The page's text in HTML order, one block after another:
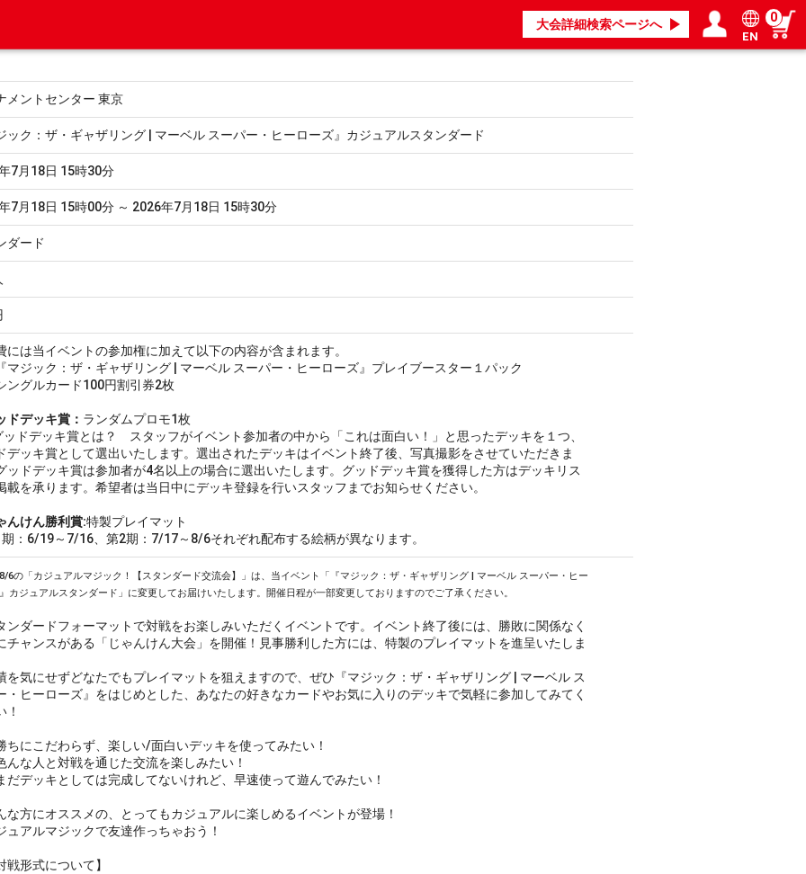
大会詳細検索ページへ
EN
0
メントセンター 東京
ック：ザ・ギャザリング | マーベル スーパー・ヒーローズ』カジュアルスタンダード
7月18日 15時30分
7月18日 15時00分 ～ 2026年7月18日 15時30分
ダード
には当イベントの参加権に加えて以下の内容が含まれます。
ック：ザ・ギャザリング | マーベル スーパー・ヒーローズ』プレイブースター１パック
グルカード100円割引券2枚
ドデッキ賞： ランダムプロモ1枚
デッキ賞とは？ スタッフがイベント参加者の中から「これは面白い！」と思ったデッキを１つ、
デッキ賞として選出いたします。選出されたデッキはイベント終了後、写真撮影をさせていただきま
ッドデッキ賞は参加者が4名以上の場合に選出いたします。グッドデッキ賞を獲得した方はデッキリス
載を承ります。希望者は当日中にデッキ登録を行いスタッフまでお知らせください。
んけん勝利賞:特製プレイマット
6/19～7/16、第2期：7/17～8/6それぞれ配布する絵柄が異なります。
6の「カジュアルマジック！【スタンダード交流会】」は、当イベント「『マジック：ザ・ギャザリング | マーベル スーパー・ヒー
カジュアルスタンダード」に変更してお届けいたします。開催日程が一部変更しておりますのでご了承ください。
ダードフォーマットで対戦をお楽しみいただくイベントです。イベント終了後には、勝敗に関係なく
チャンスがある「じゃんけん大会」を開催！見事勝利した方には、特製のプレイマットを進呈いたしま
気にせずどなたでもプレイマットを狙えますので、ぜひ『マジック：ザ・ギャザリング | マーベル ス
・ヒーローズ』をはじめとした、あなたの好きなカードやお気に入りのデッキで気軽に参加してみてく
！
にこだわらず、楽しい/面白いデッキを使ってみたい！
な人と対戦を通じた交流を楽しみたい！
デッキとしては完成してないけれど、早速使って遊んでみたい！
方にオススメの、とってもカジュアルに楽しめるイベントが登場！
アルマジックで友達作っちゃおう！
形式について】